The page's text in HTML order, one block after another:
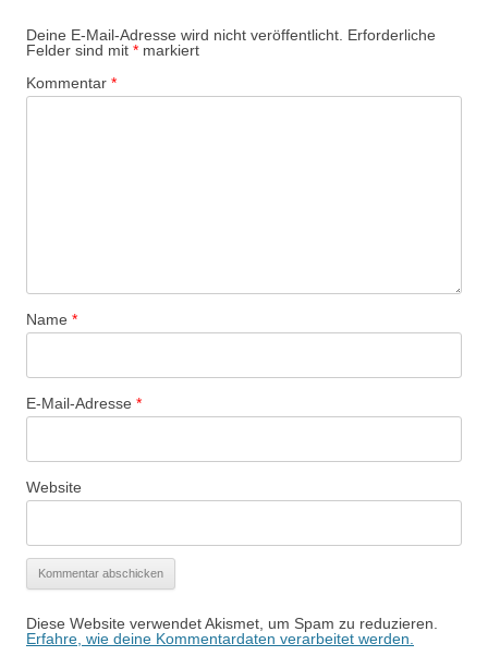
Deine E-Mail-Adresse wird nicht veröffentlicht. Erforderliche
Felder sind mit * markiert
Kommentar *
Name *
E-Mail-Adresse *
Website
Diese Website verwendet Akismet, um Spam zu reduzieren.
Erfahre, wie deine Kommentardaten verarbeitet werden.